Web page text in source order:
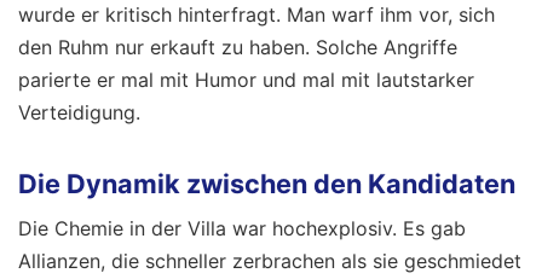
wurde er kritisch hinterfragt. Man warf ihm vor, sich
den Ruhm nur erkauft zu haben. Solche Angriffe
parierte er mal mit Humor und mal mit lautstarker
Verteidigung.
Die Dynamik zwischen den Kandidaten
Die Chemie in der Villa war hochexplosiv. Es gab
Allianzen, die schneller zerbrachen als sie geschmiedet